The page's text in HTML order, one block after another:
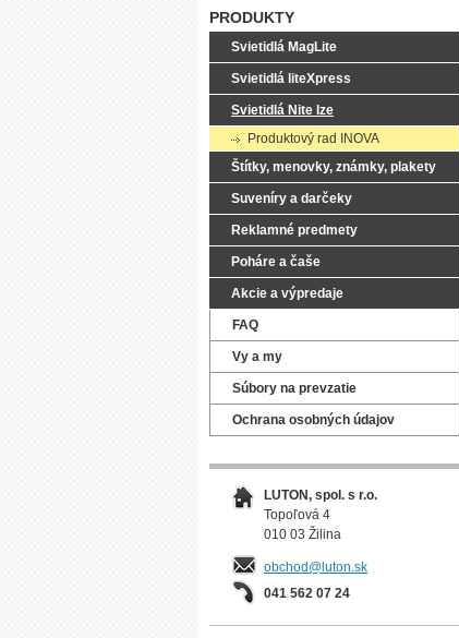
PRODUKTY
Svietidlá MagLite
Svietidlá liteXpress
Svietidlá Nite Ize
Produktový rad INOVA
Štítky, menovky, známky, plakety
Suveníry a darčeky
Reklamné predmety
Poháre a čaše
Akcie a výpredaje
FAQ
Vy a my
Súbory na prevzatie
Ochrana osobných údajov
LUTON, spol. s r.o.
Topoľová 4
010 03 Žilina
obchod@luton.sk
041 562 07 24